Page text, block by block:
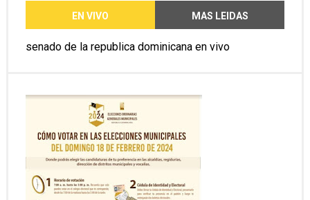
EN VIVO MAS LEIDAS
senado de la republica dominicana en vivo